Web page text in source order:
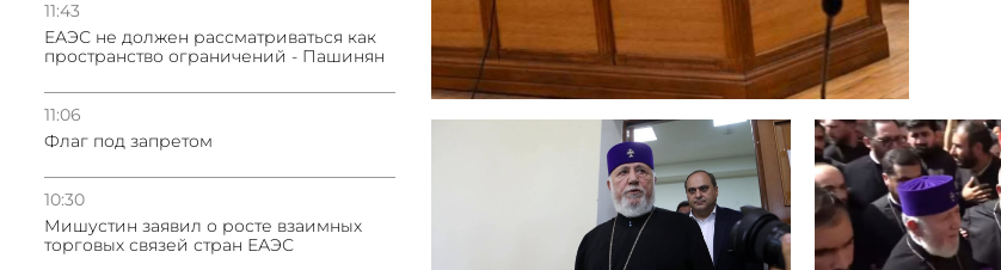
11:43
ЕАЭС не должен рассматриваться как
пространство ограничений - Пашинян
11:06
Флаг под запретом
10:30
Мишустин заявил о росте взаимных
торговых связей стран ЕАЭС